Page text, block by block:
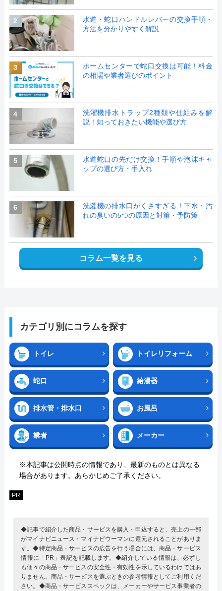
2
水道・蛇口ハンドルレバーの交換手順・
方法を分かりやすく解説
3
ホームセンターで蛇口交換は可能！料金
の相場や業者選びのポイント
4
洗濯機排水トラップ2種類や仕組みを解
説！知っておきたい機能や選び方
5
水道蛇口の先だけ交換！手順や泡沫キャ
ップの選び方・手入れ
6
洗濯機の排水口がくさすぎる！下水・汚
れの臭いの5つの原因と対策・予防策
コラム一覧を見る
カテゴリ別にコラムを探す
トイレ トイレリフォーム
蛇口 給湯器
排水管・排水口 お風呂
業者 メーカー
※本記事は公開時点の情報であり、最新のものとは異なる
場合があります。あらかじめご了承ください。
PR
◆記事で紹介した商品・サービスを購入・申込すると、売上の一部
がマイナビニュース・マイナビウーマンに還元されることがありま
す。◆特定商品・サービスの広告を行う場合には、商品・サービス
情報に「PR」表記を記載します。◆紹介している情報は、必ずし
も個々の商品・サービスの安全性・有効性を示しているわけではあ
りません。商品・サービスを選ぶときの参考情報としてご利用くだ
さい。◆商品・サービススペックは、メーカーやサービス事業者の